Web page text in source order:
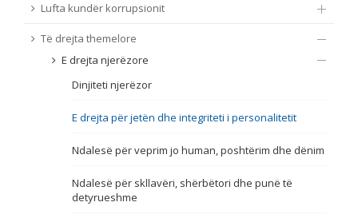
E DREJTA E QYTETARËVE TË BE-SË
Nën burim
Nga rrjeti 23
Lufta kundër korrupsionit
Të drejta themelore
E drejta njerëzore
Dinjiteti njerëzor
E drejta për jetën dhe integriteti i personalitetit
Ndalesë për veprim jo human, poshtërim dhe dënim
Ndalesë për skllavëri, shërbëtori dhe punë të
detyrueshme